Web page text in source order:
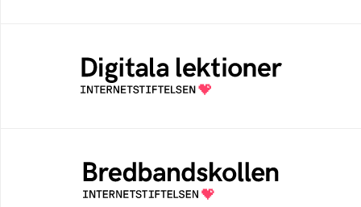
Öppen digital lärresurs med färdiga lektioner
för alla stadier i grundskolan
Bredbandskollen är ett oberoende
konsumentverktyg som drivs av
Internetstiftelsen